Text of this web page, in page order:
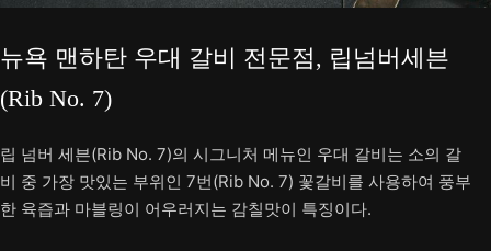
뉴욕 맨하탄 우대 갈비 전문점, 립넘버세븐
(Rib No. 7)
립 넘버 세븐(Rib No. 7)의 시그니처 메뉴인 우대 갈비는 소의 갈
비 중 가장 맛있는 부위인 7번(Rib No. 7) 꽃갈비를 사용하여 풍부
한 육즙과 마블링이 어우러지는 감칠맛이 특징이다.